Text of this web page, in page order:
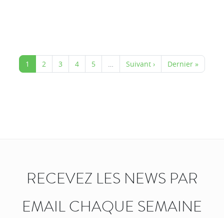
1 2 3 4 5 Suivant › Dernier »
RECEVEZ LES NEWS PAR
EMAIL CHAQUE SEMAINE